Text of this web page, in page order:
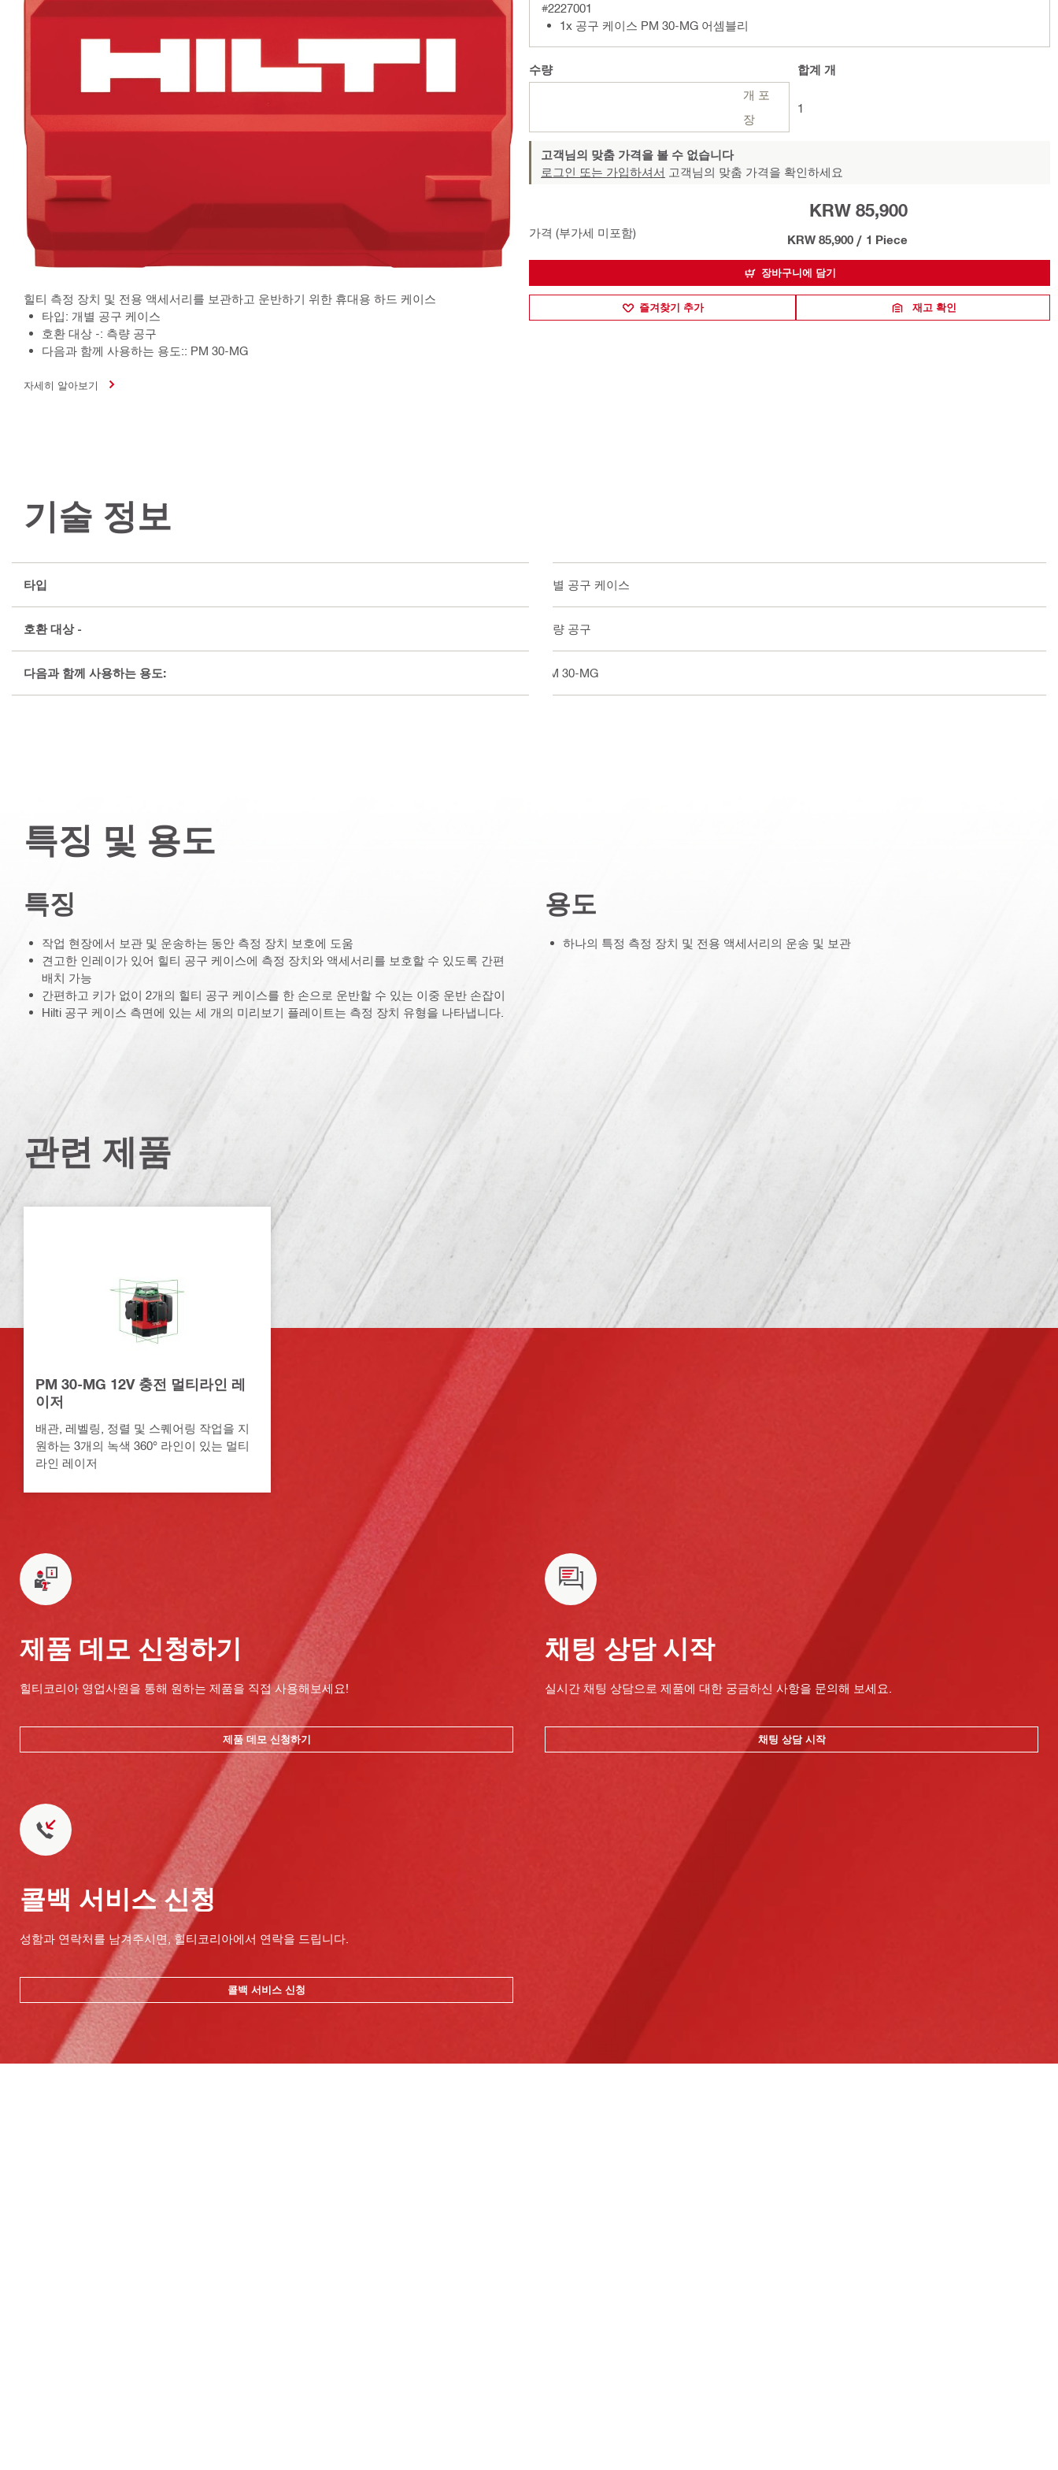
힐티 측정 장치 및 전용 액세서리를 보관하고 운반하기 위한 휴대용 하드 케이스
타입: 개별 공구 케이스
호환 대상 -: 측량 공구
다음과 함께 사용하는 용도:: PM 30-MG
자세히 알아보기
#2227001
1x 공구 케이스 PM 30-MG 어셈블리
수량
개 포
장
합계 개
1
고객님의 맞춤 가격을 볼 수 없습니다
로그인 또는 가입하셔서 고객님의 맞춤 가격을 확인하세요
가격 (부가세 미포함)
KRW 85,900
KRW 85,900 / 1 Piece
장바구니에 담기
즐겨찾기 추가 재고 확인
기술 정보
타입 개별 공구 케이스
호환 대상 - 측량 공구
다음과 함께 사용하는 용도: PM 30-MG
특징 및 용도
특징
작업 현장에서 보관 및 운송하는 동안 측정 장치 보호에 도움
견고한 인레이가 있어 힐티 공구 케이스에 측정 장치와 액세서리를 보호할 수 있도록 간편
배치 가능
간편하고 키가 없이 2개의 힐티 공구 케이스를 한 손으로 운반할 수 있는 이중 운반 손잡이
Hilti 공구 케이스 측면에 있는 세 개의 미리보기 플레이트는 측정 장치 유형을 나타냅니다.
용도
하나의 특정 측정 장치 및 전용 액세서리의 운송 및 보관
관련 제품
PM 30-MG 12V 충전 멀티라인 레
이저
배관, 레벨링, 정렬 및 스퀘어링 작업을 지
원하는 3개의 녹색 360° 라인이 있는 멀티
라인 레이저
제품 데모 신청하기
힐티코리아 영업사원을 통해 원하는 제품을 직접 사용해보세요!
제품 데모 신청하기
채팅 상담 시작
실시간 채팅 상담으로 제품에 대한 궁금하신 사항을 문의해 보세요.
채팅 상담 시작
콜백 서비스 신청
성함과 연락처를 남겨주시면, 힐티코리아에서 연락을 드립니다.
콜백 서비스 신청